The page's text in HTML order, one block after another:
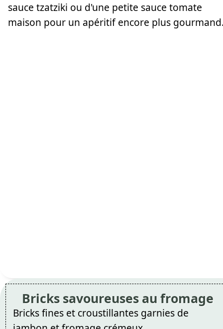
sauce tzatziki ou d'une petite sauce tomate
maison pour un apéritif encore plus
Bricks savoureuses au fromage
Bricks fines et croustillantes garnies de